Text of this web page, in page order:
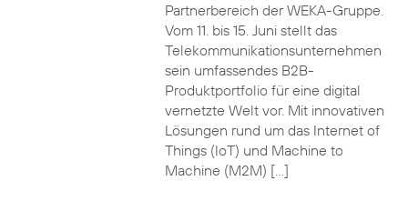
Partnerbereich der WEKA-Gruppe.
Vom 11. bis 15. Juni stellt das
Telekommunikationsunternehmen
sein umfassendes B2B-
Produktportfolio für eine digital
vernetzte Welt vor. Mit innovativen
Lösungen rund um das Internet of
Things (IoT) und Machine to
Machine (M2M) […]